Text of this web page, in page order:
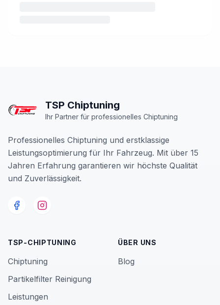
TSP Chiptuning
Ihr Partner für professionelles Chiptuning
Professionelles Chiptuning und erstklassige
Leistungsoptimierung für Ihr Fahrzeug. Mit über 15
Jahren Erfahrung garantieren wir höchste Qualität
und Zuverlässigkeit.
TSP-CHIPTUNING
Chiptuning
Partikelfilter Reinigung
Leistungen
ÜBER UNS
Blog